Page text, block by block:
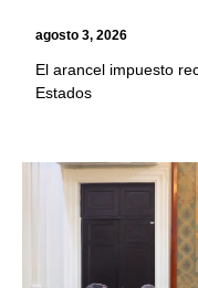
agosto 3, 2026
El arancel impuesto
Estados